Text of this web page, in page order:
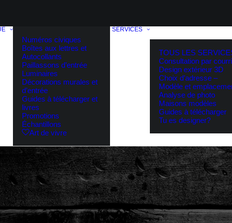
Numéros civiques
Boîtes aux lettres et
Autocollants
Paillassons d’entrée
Luminaires
Décorations murales et
d’entrée
Guides à télécharger et
livres
Promotions
Échantillons
Art de vivre
SERVICES
TOUS LES
Consultation par
Design extérieur 3D
Choix d’adresse –
Modèle et
Analyse de photo
Maisons modèles
Guides à télécharger
Tu es designer?